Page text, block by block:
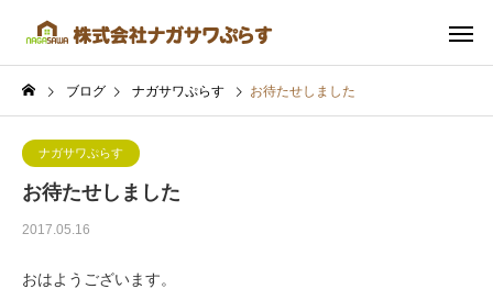
ブログ ナガサワぷらす お待たせしました
ナガサワぷらす
お待たせしました
2017.05.16
おはようございます。